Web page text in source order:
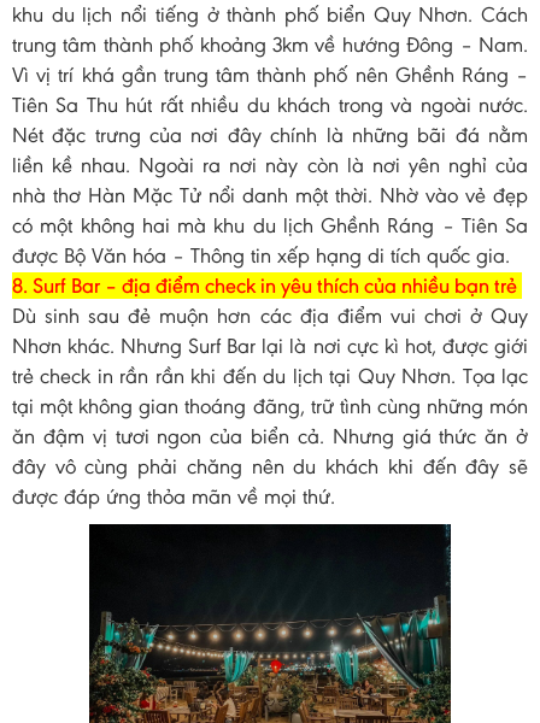
khu du lịch nổi tiếng ở thành phố biển Quy Nhơn. Cách
trung tâm thành phố khoảng 3km về hướng Đông – Nam.
Vì vị trí khá gần trung tâm thành phố nên Ghềnh Ráng –
Tiên Sa Thu hút rất nhiều du khách trong và ngoài nước.
Nét đặc trưng của nơi đây chính là những bãi đá nằm
liền kề nhau. Ngoài ra nơi này còn là nơi yên nghỉ của
nhà thơ Hàn Mặc Tử nổi danh một thời. Nhờ vào vẻ đẹp
có một không hai mà khu du lịch Ghềnh Ráng – Tiên Sa
được Bộ Văn hóa – Thông tin xếp hạng di tích quốc gia.
8. Surf Bar – địa điểm check in yêu thích của nhiều bạn trẻ
Dù sinh sau đẻ muộn hơn các địa điểm vui chơi ở Quy
Nhơn khác. Nhưng Surf Bar lại là nơi cực kì hot, được giới
trẻ check in rần rần khi đến du lịch tại Quy Nhơn. Tọa lạc
tại một không gian thoáng đãng, trữ tình cùng những món
ăn đậm vị tươi ngon của biển cả. Nhưng giá thức ăn ở
đây vô cùng phải chăng nên du khách khi đến đây sẽ
được đáp ứng thỏa mãn về mọi thứ.